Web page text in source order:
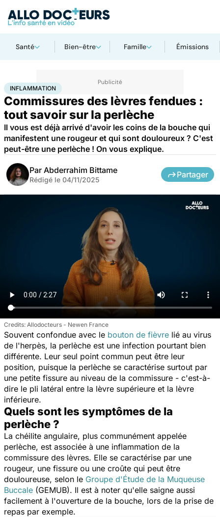
Santé Bien-être Famille Émissions
AccueilSantéMaladies Maladies infectieuses
INFLAMMATION
Commissures des lèvres fendues :
tout savoir sur la perlèche
Il vous est déjà arrivé d'avoir les coins de la bouche qui
manifestent une rougeur et qui sont douloureux ? C'est
peut-être une perlèche ! On vous explique.
Par Abderrahim Bittame
Rédigé le 04/11/2025
Partager
Allodocteurs - Newen France
Souvent confondue avec le bouton de fièvre lié au virus
de l'herpès, la perlèche est une infection pourtant bien
différente. Leur seul point commun peut être leur
position, puisque la perlèche se caractérise surtout par
une petite fissure au niveau de la commissure - c'est-à-
dire le pli latéral entre la lèvre supérieure et la lèvre
inférieure.
Quels sont les symptômes de la
perlèche ?
La chéilite angulaire, plus communément appelée
perlèche, est associée à une inflammation de la
commissure des lèvres. Elle se caractérise par une
rougeur, une fissure ou une croûte qui peut être
douloureuse, selon le Groupe d'Étude de la Muqueuse
Buccale (GEMUB). Il est à noter qu'elle saigne aussi
facilement à l'ouverture de la bouche, lors de la prise de
repas par exemple.